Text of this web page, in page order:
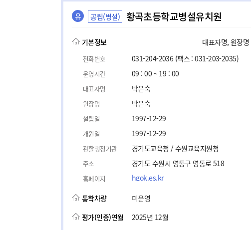
유 공립(병설) 황곡초등학교병설유치원
기본정보 대표자명, 원장
전화번호 031-204-2036 (팩스 : 031-203-2035)
운영시간 09 : 00 ~ 19 : 00
대표자명 박은숙
원장명 박은숙
설립일 1997-12-29
개원일 1997-12-29
관할행정기관 경기도교육청 / 수원교육지원청
주소 경기도 수원시 영통구 영통로 518
홈페이지 hgok.es.kr
통학차량
미운영
평가(인증)연월
2025년 12월